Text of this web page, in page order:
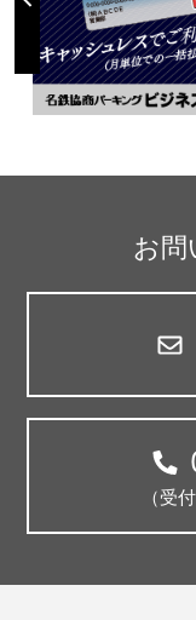
お問
（受